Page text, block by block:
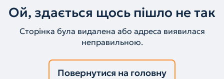
Ой, здається щось пішло не так
Сторінка була видалена або адреса виявилася
неправильною.
Повернутися на головну